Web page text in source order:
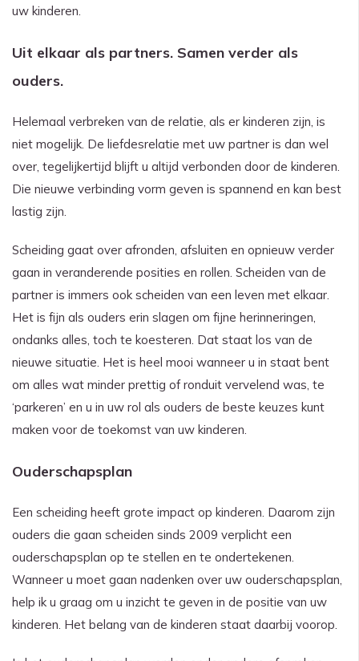
uw kinderen.
Uit elkaar als partners. Samen verder als
ouders.
Helemaal verbreken van de relatie, als er kinderen zijn, is
niet mogelijk. De liefdesrelatie met uw partner is dan wel
over, tegelijkertijd blijft u altijd verbonden door de kinderen.
Die nieuwe verbinding vorm geven is spannend en kan best
lastig zijn.
Scheiding gaat over afronden, afsluiten en opnieuw verder
gaan in veranderende posities en rollen. Scheiden van de
partner is immers ook scheiden van een leven met elkaar.
Het is fijn als ouders erin slagen om fijne herinneringen,
ondanks alles, toch te koesteren. Dat staat los van de
nieuwe situatie. Het is heel mooi wanneer u in staat bent
om alles wat minder prettig of ronduit vervelend was, te
‘parkeren’ en u in uw rol als ouders de beste keuzes kunt
maken voor de toekomst van uw kinderen.
Ouderschapsplan
Een scheiding heeft grote impact op kinderen. Daarom zijn
ouders die gaan scheiden sinds 2009 verplicht een
ouderschapsplan op te stellen en te ondertekenen.
Wanneer u moet gaan nadenken over uw ouderschapsplan,
help ik u graag om u inzicht te geven in de positie van uw
kinderen. Het belang van de kinderen staat daarbij voorop.